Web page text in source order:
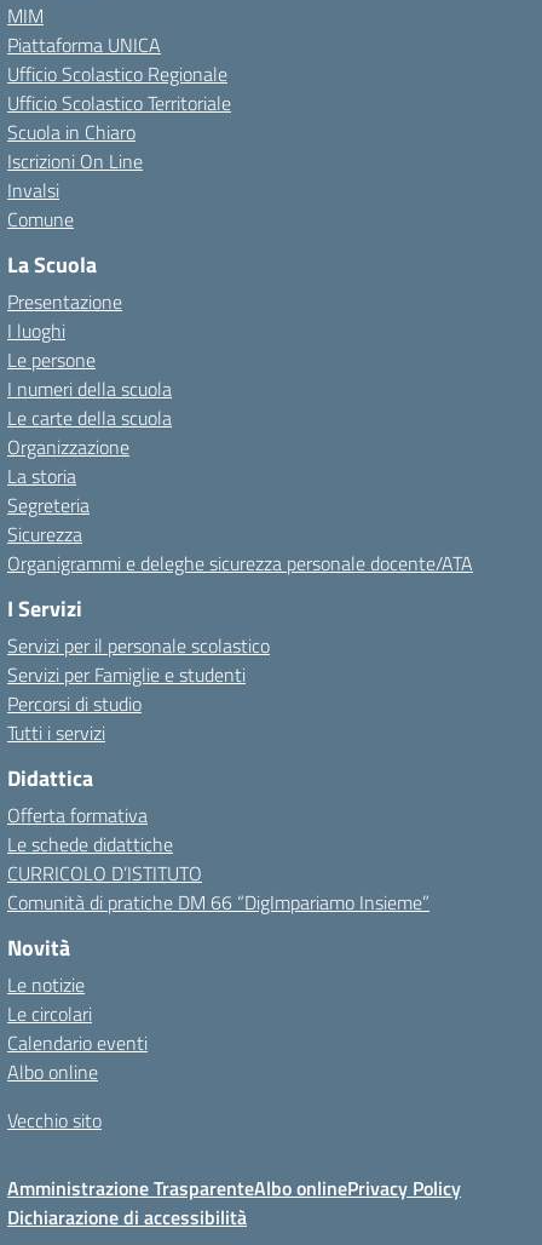
MIM
Piattaforma UNICA
Ufficio Scolastico Regionale
Ufficio Scolastico Territoriale
Scuola in Chiaro
Iscrizioni On Line
Invalsi
Comune
La Scuola
Presentazione
I luoghi
Le persone
I numeri della scuola
Le carte della scuola
Organizzazione
La storia
Segreteria
Sicurezza
Organigrammi e deleghe sicurezza personale docente/ATA
I Servizi
Servizi per il personale scolastico
Servizi per Famiglie e studenti
Percorsi di studio
Tutti i servizi
Didattica
Offerta formativa
Le schede didattiche
CURRICOLO D’ISTITUTO
Comunità di pratiche DM 66 “DigImpariamo Insieme”
Novità
Le notizie
Le circolari
Calendario eventi
Albo online
Vecchio sito
Amministrazione TrasparenteAlbo onlinePrivacy Policy
Dichiarazione di accessibilità